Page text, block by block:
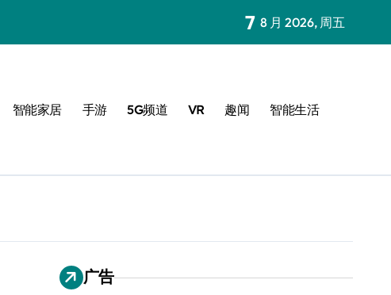
7 8 月 2026, 周五
智能家居 手游 5G频道 VR 趣闻 智能生活
广告